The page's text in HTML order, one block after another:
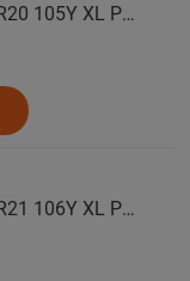
COMFORSER Автошина 255/45 ZR20 105Y XL PURESPEED лето
COMFORSER Автошина 255/45 ZR21 106Y XL PURESPEED лето